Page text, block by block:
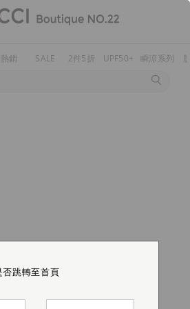
熱銷 SALE 2件5折 UPF50+ 瞬涼系列
否跳轉至首頁
否跳轉至首頁
否跳轉至首頁
否跳轉至首頁
否跳轉至首頁